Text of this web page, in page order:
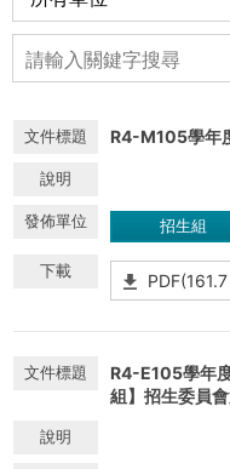
R4-M105學年
招生組
R4-E105學年
組】招生委員